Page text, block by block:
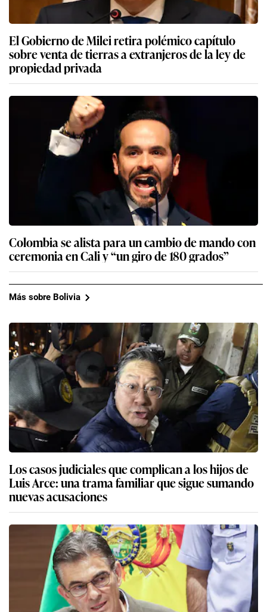
El Gobierno de Milei retira polémico capítulo
sobre venta de tierras a extranjeros de la ley de
propiedad privada
Colombia se alista para un cambio de mando con
ceremonia en Cali y “un giro de 180 grados”
Más sobre Bolivia
Los casos judiciales que complican a los hijos de
Luis Arce: una trama familiar que sigue sumando
nuevas acusaciones